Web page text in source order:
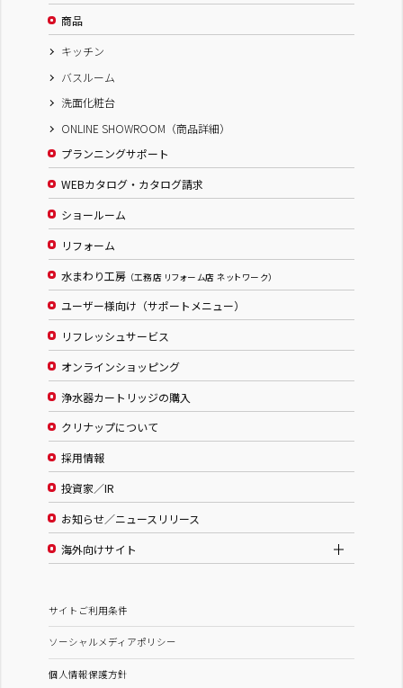
商品
キッチン
バスルーム
洗面化粧台
ONLINE SHOWROOM（商品詳細）
プランニングサポート
WEBカタログ・カタログ請求
ショールーム
リフォーム
水まわり工房 （工務店 リフォーム店 ネットワーク）
ユーザー様向け（サポートメニュー）
リフレッシュサービス
オンラインショッピング
浄水器カートリッジの購入
クリナップについて
採用情報
投資家／IR
お知らせ／ニュースリリース
海外向けサイト
サイトご利用条件
ソーシャルメディアポリシー
個人情報保護方針